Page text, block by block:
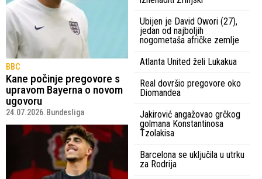
BBC
Kane počinje pregovore s
upravom Bayerna o novom
ugovoru
24.07.2026. Bundesliga
Ubijen je David Owori (27),
jedan od najboljih
nogometaša afričke zemlje
Atlanta United želi Lukakua
Real dovršio pregovore oko
Diomandea
Jakirović angažovao grčkog
golmana Konstantinosa
Tzolakisa
Barcelona se uključila u utrku
za Rodrija